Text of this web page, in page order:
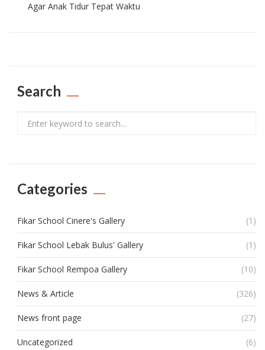
Agar Anak Tidur Tepat Waktu
Search
Categories
Fikar School Cinere's Gallery (1)
Fikar School Lebak Bulus' Gallery (1)
Fikar School Rempoa Gallery (10)
News & Article (326)
News front page (27)
Uncategorized (6)